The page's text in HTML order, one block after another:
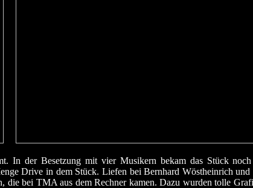
In der Besetzung mit vier Musikern bekam das Stück
Drive in dem Stück. Liefen bei Bernhard Wöstheinrich
die bei TMA aus dem Rechner kamen. Dazu wurden tolle